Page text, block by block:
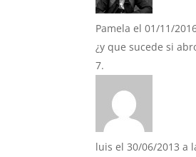
Pamela el 01/11/
¿y que sucede si
luis el 30/06/2013 a